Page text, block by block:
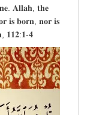
𝐀𝐥𝐥𝐚𝐡, 𝐭𝐡𝐞
𝐢𝐬 𝐛𝐨𝐫𝐧, 𝐧𝐨𝐫 𝐢𝐬
𝟏𝟏𝟐:𝟏-𝟒